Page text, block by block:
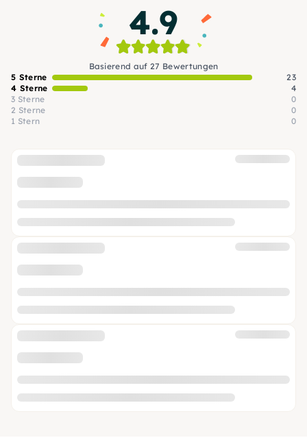
4.9
Basierend auf 27 Bewertungen
5 Sterne
23
4 Sterne
4
3 Sterne
0
2 Sterne
0
1 Stern
0